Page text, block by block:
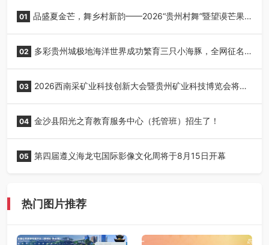
01 品盛夏金芒，舞乡村新韵——2026“贵州村舞”暨望谟芒果
02 多彩贵州城极地海洋世界成功繁育三只小海豚，全网征名
03 2026西南采矿业科技创新大会暨贵州矿业科技博览会将在
04 金沙县阳光之育教育服务中心（托管班）招生了！
05 第四届遵义海龙屯国际影像文化周将于8月15日开幕
热门图片推荐